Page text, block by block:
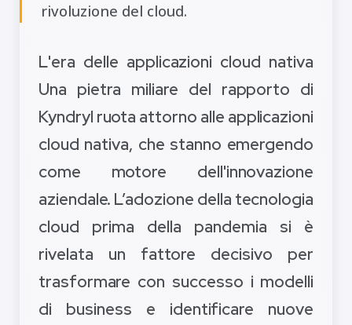
rivoluzione del cloud.
L'era delle applicazioni cloud nativa
Una pietra miliare del rapporto di
Kyndryl ruota attorno alle applicazioni
cloud nativa, che stanno emergendo
come motore dell'innovazione
aziendale. L’adozione della tecnologia
cloud prima della pandemia si è
rivelata un fattore decisivo per
trasformare con successo i modelli
di business e identificare nuove